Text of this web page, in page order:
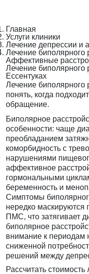
Главная
Услуги клиники
Лечение депрессии и
Лечение биполярного
Аффективные
Лечение биполярного
Ессентуках
Лечение биполярного
понять, когда
обращение.
Биполярное
особенности: чаще
преобладанием
коморбидность с
нарушениями
аффективное
гормональными
беременность и
Симптомы
нередко
ПМС, что затягивает
биполярное
внимание к периодам
сниженной
решений между
Рассчитать стоимость